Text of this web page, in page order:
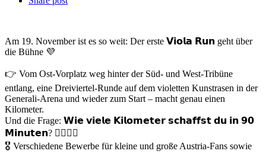
Am 19. November ist es so weit: Der erste 𝗩𝗶𝗼𝗹𝗮 𝗥𝘂𝗻 geht über
die Bühne 💜
👉 Vom Ost-Vorplatz weg hinter der Süd- und West-Tribüne
entlang, eine Dreiviertel-Runde auf dem violetten Kunstrasen in der
Generali-Arena und wieder zum Start – macht genau einen
Kilometer.
Und die Frage: 𝗪𝗶𝗲 𝘃𝗶𝗲𝗹𝗲 𝗞𝗶𝗹𝗼𝗺𝗲𝘁𝗲𝗿 𝘀𝗰𝗵𝗮𝗳𝗳𝘀𝘁 𝗱𝘂 𝗶𝗻 𝟵𝟬
𝗠𝗶𝗻𝘂𝘁𝗲𝗻? 🏃‍♀️🏃‍♂️
🎖️ Verschiedene Bewerbe für kleine und große Austria-Fans sowie